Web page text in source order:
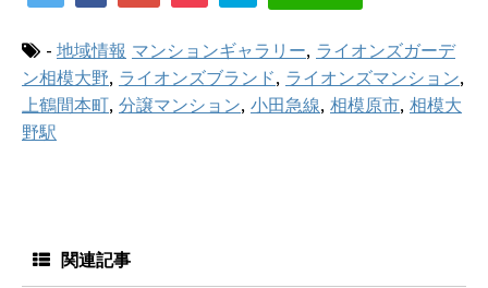
- 地域情報 マンションギャラリー, ライオンズガーデ
ン相模大野, ライオンズブランド, ライオンズマンション,
上鶴間本町, 分譲マンション, 小田急線, 相模原市, 相模大
野駅
関連記事